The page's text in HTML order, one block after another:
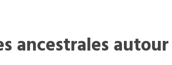
ancestrales